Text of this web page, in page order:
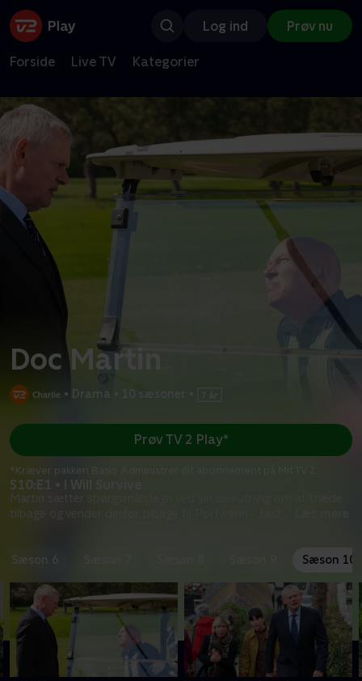
Log ind Prøv nu
Forside Live TV Kategorier
Doc Martin
• Drama • 10 sæsoner •
S10:E1 • I Will Survive
Martin sætter spørgsmålstegn ved sin beslutning om at træde
tilbage og vender derfor tilbage til Portwenn - fast
Prøv TV 2 Play*
*Kræver pakken Basis. Administrer dit abonnement på Mit TV 2.
Sæson 6 Sæson 10